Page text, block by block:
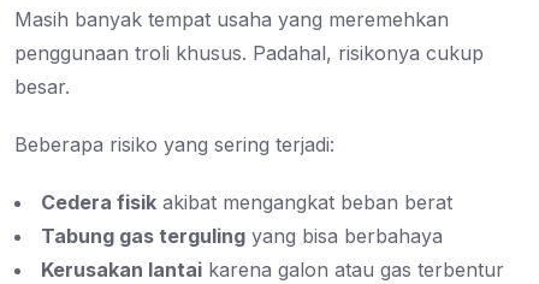
Masih banyak tempat usaha yang meremehkan
penggunaan troli khusus. Padahal, risikonya cukup
besar.
Beberapa risiko yang sering terjadi:
Cedera fisik akibat mengangkat beban berat
Tabung gas terguling yang bisa berbahaya
Kerusakan lantai karena galon atau gas terbentur